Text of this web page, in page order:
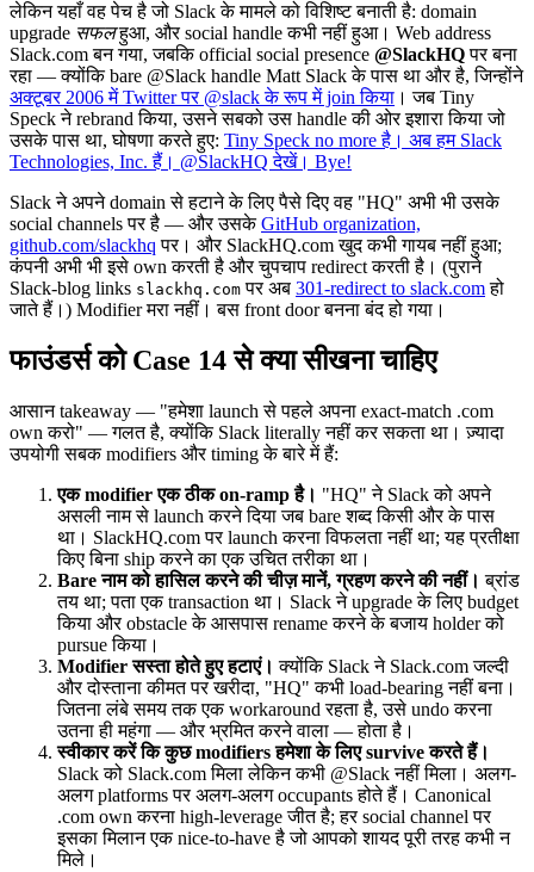
लेकिन यहाँ वह पेच है जो Slack के मामले को विशिष्ट बनाती है: domain
upgrade सफलहुआ, और social handle कभी नहीं हुआ। Web address
Slack.com बन गया, जबकि official social presence @SlackHQपर बना
रहा — क्योंकि bare @Slack handle Matt Slack के पास था और है, जिन्होंने
अक्टूबर 2006 में Twitter पर @slack के रूप में join किया । जब Tiny
Speck ने rebrand किया, उसने सबको उस handle की ओर इशारा किया जो
उसके पास था, घोषणा करते हुए: Tiny Speck no more है। अब हम Slack
Technologies, Inc. हैं। @SlackHQ देखें। Bye!
Slack ने अपने domain से हटाने के लिए पैसे दिए वह "HQ" अभी भी उसके
social channels पर है — और उसकेGitHub organization,
github.com/slackhq पर। और SlackHQ.com खुद कभी गायब नहीं हुआ;
कंपनी अभी भी इसे own करती है और चुपचाप redirect करती है। (पुराने
Slack-blog links slackhq.com पर अब 301-redirect to slack.comहो
जाते हैं।) Modifier मरा नहीं। बस front door बनना बंद हो गया।
फाउंडर्स को Case 14 से क्या सीखना चाहिए
आसान takeaway — "हमेशा launch से पहले अपना exact-match .com
own करो" — गलत है, क्योंकि Slack literally नहीं कर सकता था। ज़्यादा
उपयोगी सबक modifiers और timing के बारे में हैं:
एक modifier एक ठीक on-ramp है। "HQ" ने Slack को अपने
असली नाम से launch करने दिया जब bare शब्द किसी और के पास
था। SlackHQ.com पर launch करना विफलता नहीं था; यह प्रतीक्षा
किए बिना ship करने का एक उचित तरीका था।
Bare नाम को हासिल करने की चीज़ मानें, ग्रहण करने की नहीं। ब्रांड
तय था; पता एक transaction था। Slack ने upgrade के लिए budget
किया और obstacle के आसपास rename करने के बजाय holder को
pursue किया।
Modifier सस्ता होते हुए हटाएं। क्योंकि Slack ने Slack.com जल्दी
और दोस्ताना कीमत पर खरीदा, "HQ" कभी load-bearing नहीं बना।
जितना लंबे समय तक एक workaround रहता है, उसे undo करना
उतना ही महंगा — और भ्रमित करने वाला — होता है।
स्वीकार करें कि कुछ modifiers हमेशा के लिए survive करते हैं।
Slack को Slack.com मिला लेकिन कभी @Slack नहीं मिला। अलग-
अलग platforms पर अलग-अलग occupants होते हैं। Canonical
.com own करना high-leverage जीत है; हर social channel पर
इसका मिलान एक nice-to-have है जो आपको शायद पूरी तरह कभी न
मिले।